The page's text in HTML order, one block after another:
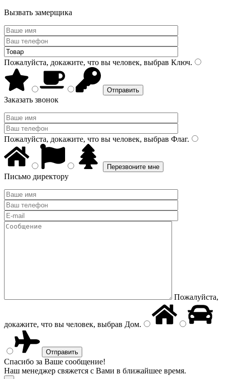
Вызвать замерщика
Пожалуйста, докажите, что вы человек, выбрав Ключ.
Заказать звонок
Пожалуйста, докажите, что вы человек, выбрав Флаг.
Письмо директору
Пожалуйста,
докажите, что вы человек, выбрав Дом.
Спасибо за Ваше сообщение!
Наш менеджер свяжется с Вами в ближайшее время.